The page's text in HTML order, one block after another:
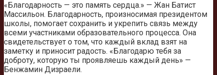
«Благодарность — это память сердца.» — Жан Батист
Массильон. Благодарность, произносимая президентом
школы, помогает сохранить и укрепить связь между
всеми участниками образовательного процесса. Она
свидетельствует о том, что каждый вклад взят на
заметку и приносит радость. «Благодарю тебя за
доброту, которую ты проявляешь каждый день» —
Бенжамин Дизраели.